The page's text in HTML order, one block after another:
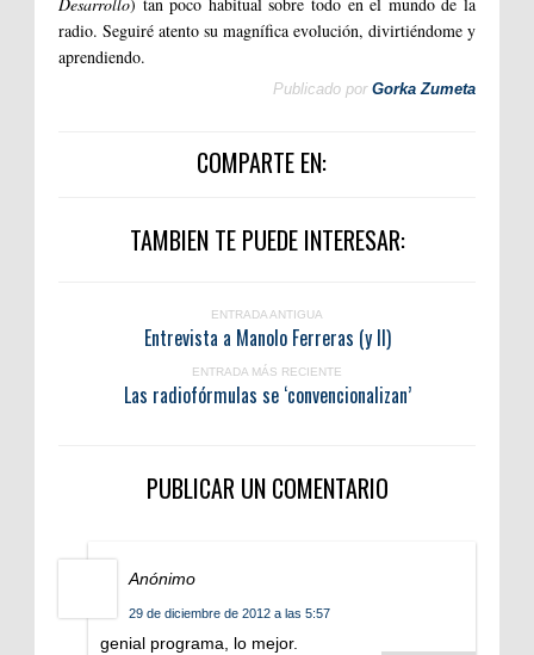
Desarrollo) tan poco habitual sobre todo en el mundo de la
radio. Seguiré atento su magnífica evolución, divirtiéndome y
aprendiendo.
Publicado por Gorka Zumeta
COMPARTE EN:
TAMBIEN TE PUEDE INTERESAR:
ENTRADA ANTIGUA
Entrevista a Manolo Ferreras (y II)
ENTRADA MÁS RECIENTE
Las radiofórmulas se ‘convencionalizan’
PUBLICAR UN COMENTARIO
Anónimo
29 de diciembre de 2012 a las 5:57
genial programa, lo mejor.